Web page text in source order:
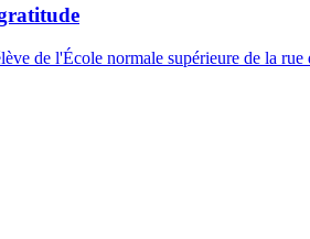
de l'École normale supérieure de la